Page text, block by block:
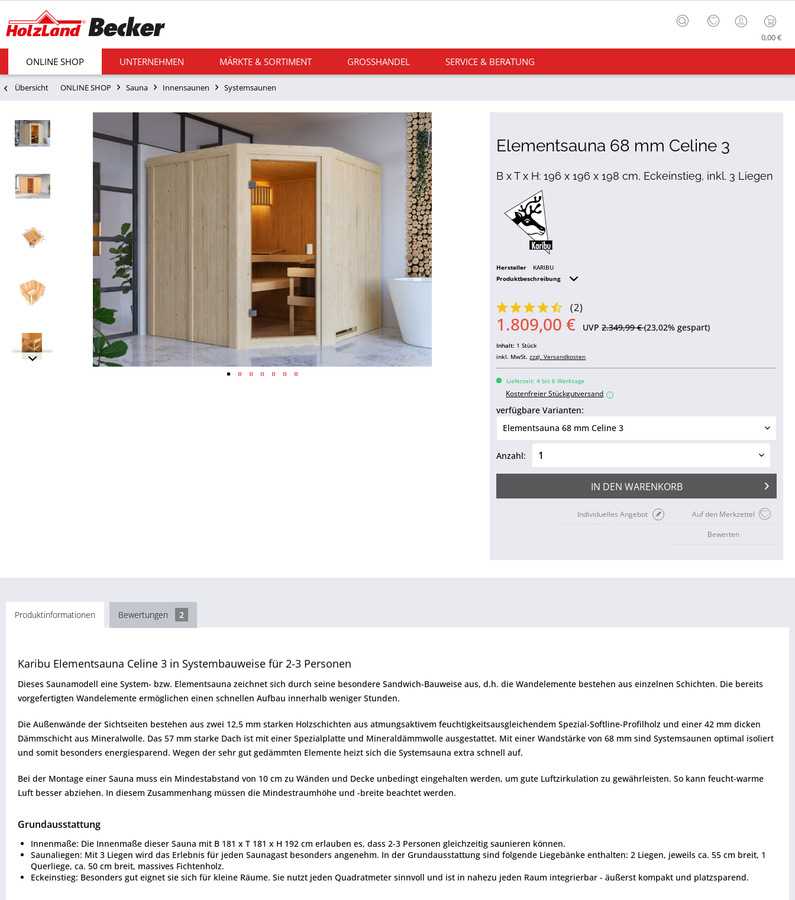
0,00 €
ONLINE SHOP UNTERNEHMEN MÄRKTE & SORTIMENT GROSSHANDEL SERVICE & BERATUNG
Übersicht ONLINE SHOP Sauna Innensaunen Systemsaunen
Elementsauna 68 mm Celine 3
B x T x H: 196 x 196 x 198 cm, Eckeinstieg, inkl. 3 Liegen
Hersteller
KARIBU
Produktbeschreibung
(2)
1.809,00 € UVP2.349,99 €(23,02% gespart)
Inhalt: 1 Stück
inkl. MwSt.zzgl. Versandkosten
Lieferzeit: 4 bis 6 Werktage
Kostenfreier Stückgutversand i
verfügbare Varianten:
Anzahl:
IN DEN WARENKORB
Auf den Merkzettel
Individuelles Angebot
Bewerten
Produktinformationen Bewertungen 2
Karibu Elementsauna Celine 3 in Systembauweise für 2-3 Personen
Dieses Saunamodell eine System- bzw. Elementsauna zeichnet sich durch seine besondere Sandwich-Bauweise aus, d.h. die Wandelemente bestehen aus einzelnen Schichten. Die bereits
vorgefertigten Wandelemente ermöglichen einen schnellen Aufbau innerhalb weniger Stunden.
Die Außenwände der Sichtseiten bestehen aus zwei 12,5 mm starken Holzschichten aus atmungsaktivem feuchtigkeitsausgleichendem Spezial-Softline-Profilholz und einer 42 mm dicken
Dämmschicht aus Mineralwolle. Das 57 mm starke Dach ist mit einer Spezialplatte und Mineraldämmwolle ausgestattet. Mit einer Wandstärke von 68 mm sind Systemsaunen optimal isoliert
und somit besonders energiesparend. Wegen der sehr gut gedämmten Elemente heizt sich die Systemsauna extra schnell auf.
Bei der Montage einer Sauna muss ein Mindestabstand von 10 cm zu Wänden und Decke unbedingt eingehalten werden, um gute Luftzirkulation zu gewährleisten. So kann feucht-warme
Luft besser abziehen. In diesem Zusammenhang müssen die Mindestraumhöhe und -breite beachtet werden.
Grundausstattung
Innenmaße: Die Innenmaße dieser Sauna mit B 181 x T 181 x H 192 cm erlauben es, dass 2-3 Personen gleichzeitig saunieren können.
Saunaliegen: Mit 3 Liegen wird das Erlebnis für jeden Saunagast besonders angenehm. In der Grundausstattung sind folgende Liegebänke enthalten: 2 Liegen, jeweils ca. 55 cm breit, 1
Querliege, ca. 50 cm breit, massives Fichtenholz.
Eckeinstieg: Besonders gut eignet sie sich für kleine Räume. Sie nutzt jeden Quadratmeter sinnvoll und ist in nahezu jeden Raum integrierbar - äußerst kompakt und platzsparend.